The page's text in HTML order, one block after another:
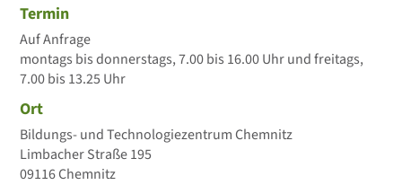
Termin
Auf Anfrage
montags bis donnerstags, 7.00 bis 16.00 Uhr und freitags,
7.00 bis 13.25 Uhr
Ort
Bildungs- und Technologiezentrum Chemnitz
Limbacher Straße 195
09116 Chemnitz